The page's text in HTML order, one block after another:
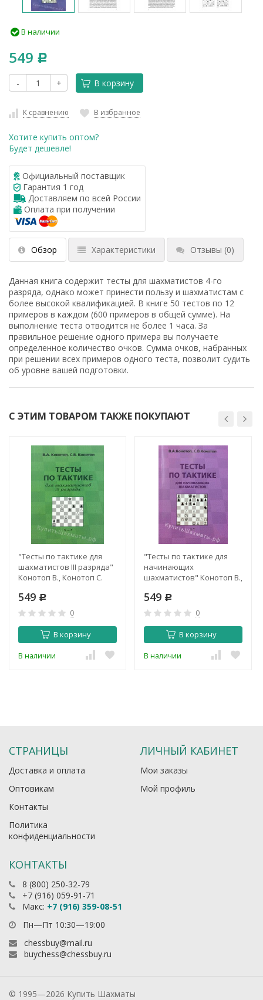
В наличии
549 Р
- + В корзину
К сравнению В избранное
Хотите купить оптом?
Будет дешевле!
Официальный поставщик
Гарантия 1 год
Доставляем по всей России
Оплата при получении
Обзор Характеристики Отзывы (0)
Данная книга содержит тесты для шахматистов 4-го
разряда, однако может принести пользу и шахматистам с
более высокой квалификацией. В книге 50 тестов по 12
примеров в каждом (600 примеров в общей сумме). На
выполнение теста отводится не более 1 часа. За
правильное решение одного примера вы получаете
определенное количество очков. Сумма очков, набранных
при решении всех примеров одного теста, позволит судить
об уровне вашей подготовки.
С ЭТИМ ТОВАРОМ ТАКЖЕ ПОКУПАЮТ
"Тесты по тактике для
шахматистов III разряда"
Конотоп В., Конотоп С.
549 Р
0
В корзину
В наличии
"Тесты по тактике для
начинающих
шахматистов" Конотоп В.,
549 Р
0
В корзину
В наличии
СТРАНИЦЫ
Доставка и оплата
Оптовикам
Контакты
Политика
конфиденциальности
ЛИЧНЫЙ КАБИНЕТ
Мои заказы
Мой профиль
КОНТАКТЫ
8 (800) 250-32-79
+7 (916) 059-91-71
Макс: +7 (916) 359-08-51
Пн—Пт 10:30—19:00
chessbuy@mail.ru
buychess@chessbuy.ru
© 1995—2026 Купить Шахматы